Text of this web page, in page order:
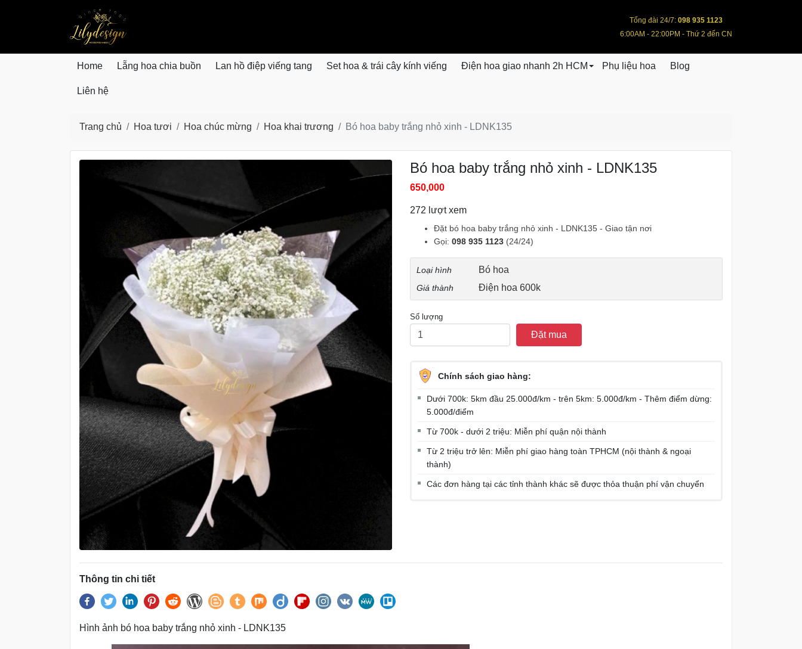
lilydesign.vn
Tổng đài 24/7: 098 935 1123
6:00AM - 22:00PM - Thứ 2 đến CN
Home Lẵng hoa chia buồn Lan hồ điệp viếng tang Set hoa & trái cây kính viếng Điện hoa giao nhanh 2h HCM Phụ liệu hoa Blog
Liên hệ
Trang chủ Hoa tươi Hoa chúc mừng Hoa khai trương Bó hoa baby trắng nhỏ xinh - LDNK135
Bó hoa baby trắng nhỏ xinh - LDNK135
650,000
272 lượt xem
Đặt bó hoa baby trắng nhỏ xinh - LDNK135 - Giao tận nơi
Gọi: 098 935 1123 (24/24)
Loại hình Bó hoa
Giá thành Điện hoa 600k
Số lượng
Đặt mua
Chính sách giao hàng:
Dưới 700k: 5km đầu 25.000đ/km - trên 5km: 5.000đ/km - Thêm điểm dừng:
5.000đ/điểm
Từ 700k - dưới 2 triệu: Miễn phí quận nội thành
Từ 2 triệu trở lên: Miễn phí giao hàng toàn TPHCM (nội thành & ngoại
thành)
Các đơn hàng tại các tỉnh thành khác sẽ được thỏa thuận phí vận chuyển
Thông tin chi tiết
Hình ảnh bó hoa baby trắng nhỏ xinh - LDNK135